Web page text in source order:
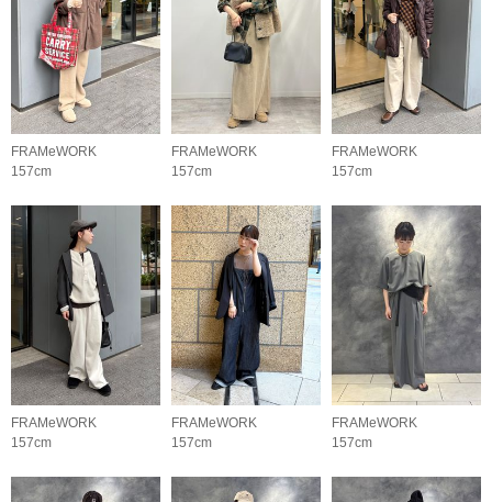
FRAMeWORK
157cm
FRAMeWORK
157cm
FRAMeWORK
157cm
FRAMeWORK
157cm
FRAMeWORK
157cm
FRAMeWORK
157cm